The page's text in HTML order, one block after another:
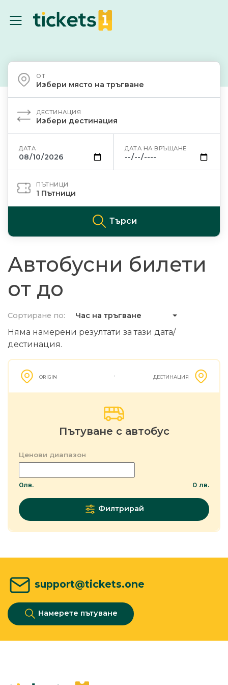
ОТ
Избери място на тръгване
ДЕСТИНАЦИЯ
Избери дестинация
ДАТА ДАТА НА ВРЪЩАНЕ
ПЪТНИЦИ
1 Пътници
Търси
Автобусни билети
от до
Сортиране по: Час на тръгване
Няма намерени резултати за тази дата/
дестинация.
ORIGIN ДЕСТИНАЦИЯ
Пътуване с автобус
Ценови диапазон
0лв. 0 лв.
Филтрирай
support@tickets.one
Намерете пътуване